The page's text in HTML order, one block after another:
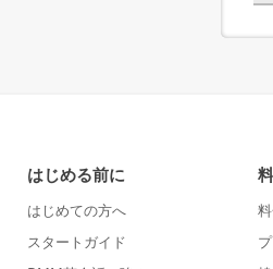
はじめる前に
はじめての方へ
スタートガイド